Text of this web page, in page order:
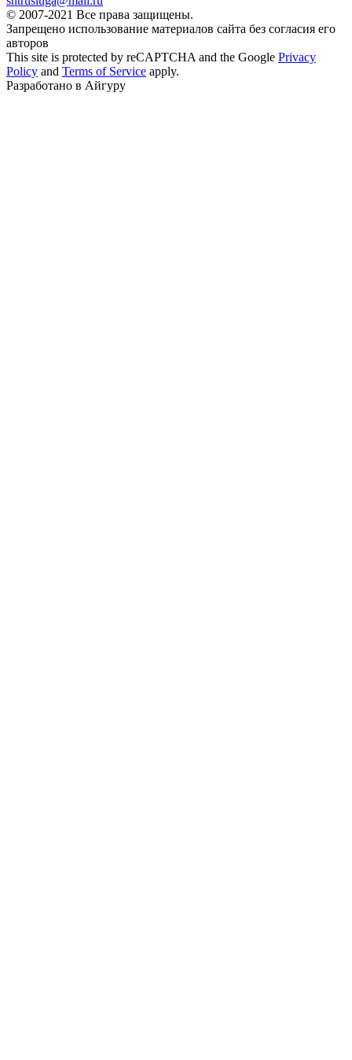
© 2007-2021 Все права защищены.
Запрещено использование материалов сайта без согласия его
авторов
This site is protected by reCAPTCHA and the Google Privacy
Policy and Terms of Service apply.
Разработано в Айгуру